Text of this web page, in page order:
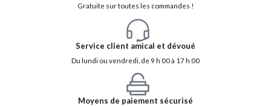
Gratuite sur toutes les commandes !
Service client amical et dévoué
Du lundi ou vendredi, de 9 h 00 à 17 h 00
Moyens de paiement sécurisé